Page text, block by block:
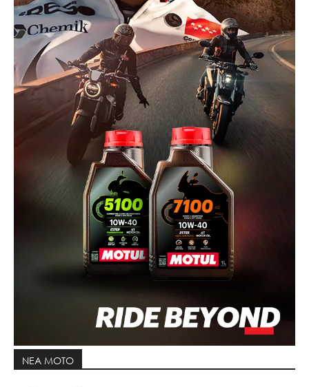
ΝΕΑ MOTO